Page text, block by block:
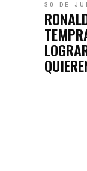
30 DE